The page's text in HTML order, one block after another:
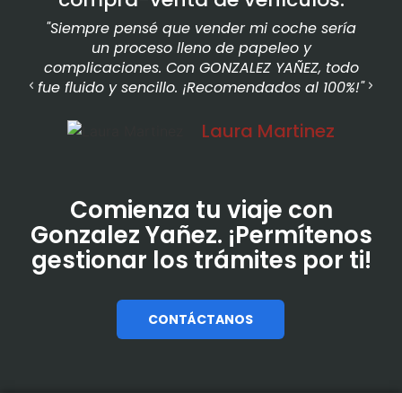
"Siempre pensé que vender mi coche sería
un proceso lleno de papeleo y
complicaciones. Con GONZALEZ YAÑEZ, todo
fue fluido y sencillo. ¡Recomendados al 100%!"
Laura Martinez
Comienza tu viaje con
Gonzalez Yañez. ¡Permítenos
gestionar los trámites por ti!
CONTÁCTANOS